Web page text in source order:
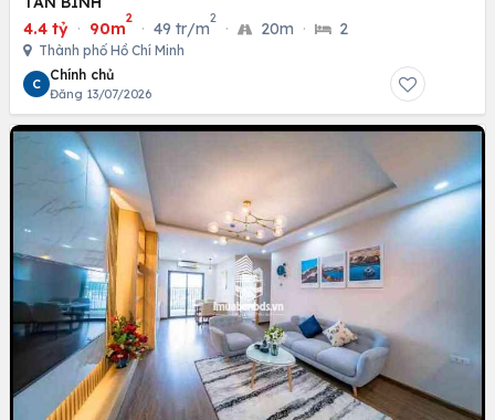
4.4 tỷ · 90m
2
· 49 tr/m
2
· 20m · 2
Thành phố Hồ Chí Minh
C
Chính chủ
Đăng 13/07/2026